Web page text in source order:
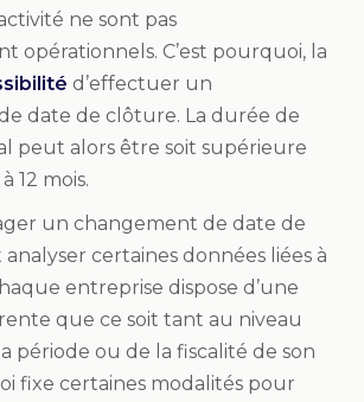
ne sont pas
opérationnels. C’est pourquoi, la
d’effectuer un
date de clôture. La durée de
peut alors être soit supérieure
12 mois.
un changement de date de
certaines données liées à
entreprise dispose d’une
que ce soit tant au niveau
période ou de la fiscalité de son
fixe certaines modalités pour